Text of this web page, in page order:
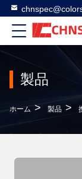
製品
ホーム > 製品 >